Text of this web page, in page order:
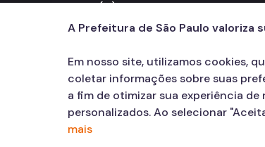
Tel.: (11) 2833.4150
A Prefeitura de São Paulo valoriza
Em nosso site, utilizamos cookies,
coletar informações sobre suas
a fim de otimizar sua experiência
personalizados. Ao selecionar
mais